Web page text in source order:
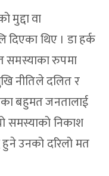
मुद्दा वा
थिए । डा हर्क
रुपमा
नीतिले दलित र
बहुमत जनतालाई
समस्याको निकाश
हुने उनको दरिलो मत